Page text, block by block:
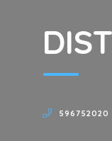
596752020